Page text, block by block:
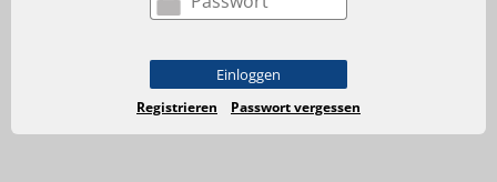
Einloggen
Registrieren Passwort vergessen